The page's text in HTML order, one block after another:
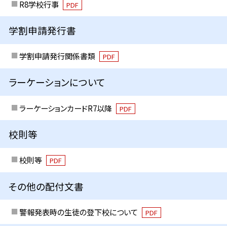
R8学校行事 PDF
学割申請発行書
学割申請発行関係書類 PDF
ラーケーションについて
ラーケーションカードR7以降 PDF
校則等
校則等 PDF
その他の配付文書
警報発表時の生徒の登下校について PDF